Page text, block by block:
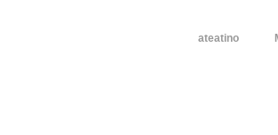
ateatino